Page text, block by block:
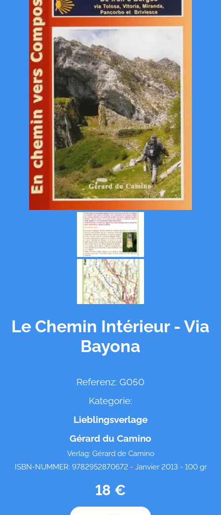
Le Chemin Intérieur - Via
Bayona
Referenz: G050
Kategorie:
Lieblingsverlage
Gérard du Camino
Verlag: Gérard de Camino
ISBN-NUMMER: 9782952870672 - Janvier 2013 - 100 gr
18 €